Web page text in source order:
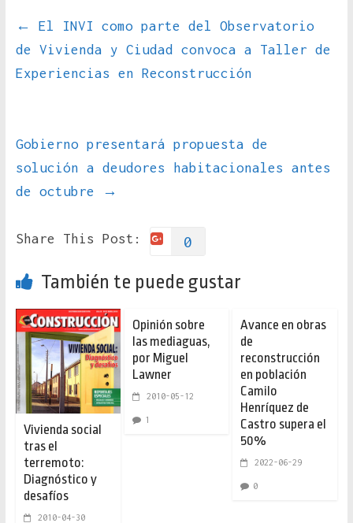
←
El INVI como parte del Observatorio
de Vivienda y Ciudad convoca a Taller de
Experiencias en Reconstrucción
Gobierno presentará propuesta de
solución a deudores habitacionales antes
de octubre
→
Share This Post: 0
También te puede gustar
Vivienda social
tras el
terremoto:
Diagnóstico y
desafíos
2010-04-30
Opinión sobre
las mediaguas,
por Miguel
Lawner
2010-05-12
1
Avance en obras
de
reconstrucción
en población
Camilo
Henríquez de
Castro supera el
50%
2022-06-29
0